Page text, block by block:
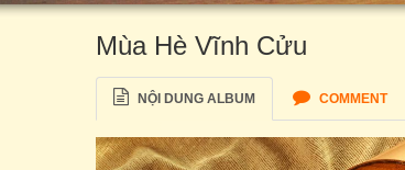
Mùa Hè Vĩnh Cửu
NỘI DUNG ALBUM COMMENT